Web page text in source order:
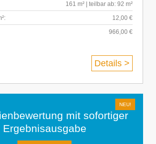
161 m² | teilbar ab: 92 m²
12,00 €
966,00 €
Details >
mit sofortiger
Ergebnisausgabe